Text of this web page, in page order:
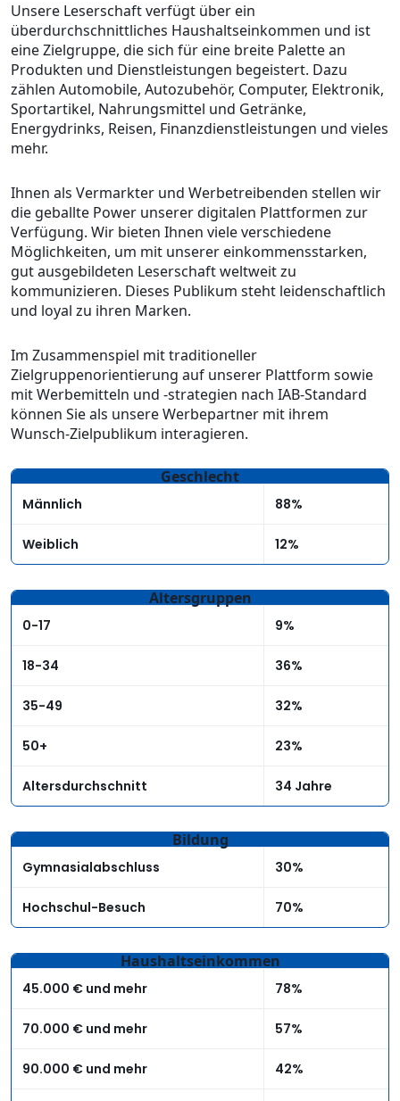
Unsere Leserschaft verfügt über ein
überdurchschnittliches Haushaltseinkommen und ist
eine Zielgruppe, die sich für eine breite Palette an
Produkten und Dienstleistungen begeistert. Dazu
zählen Automobile, Autozubehör, Computer, Elektronik,
Sportartikel, Nahrungsmittel und Getränke,
Energydrinks, Reisen, Finanzdienstleistungen und vieles
mehr.
Ihnen als Vermarkter und Werbetreibenden stellen wir
die geballte Power unserer digitalen Plattformen zur
Verfügung. Wir bieten Ihnen viele verschiedene
Möglichkeiten, um mit unserer einkommensstarken,
gut ausgebildeten Leserschaft weltweit zu
kommunizieren. Dieses Publikum steht leidenschaftlich
und loyal zu ihren Marken.
Im Zusammenspiel mit traditioneller
Zielgruppenorientierung auf unserer Plattform sowie
mit Werbemitteln und -strategien nach IAB-Standard
können Sie als unsere Werbepartner mit ihrem
Wunsch-Zielpublikum interagieren.
Geschlecht
Männlich 88%
Weiblich 12%
Altersgruppen
0-17 9%
18-34 36%
35-49 32%
50+ 23%
Altersdurchschnitt 34 Jahre
Bildung
Gymnasialabschluss 30%
Hochschul-Besuch 70%
Haushaltseinkommen
45.000 € und mehr 78%
70.000 € und mehr 57%
90.000 € und mehr 42%